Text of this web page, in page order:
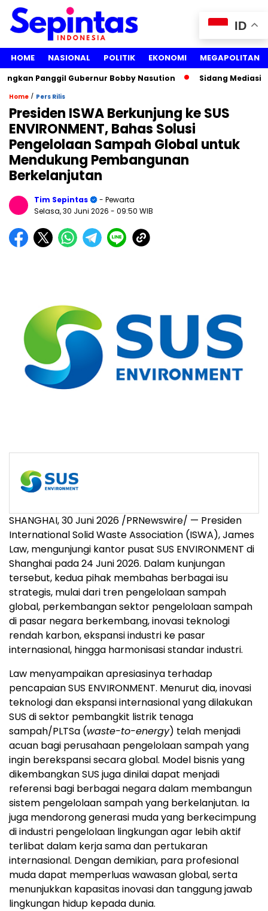
HOME NASIONAL POLITIK EKONOMI MEGAPOLITAN
Panggil Gubernur Bobby Nasution Sidang Mediasi
Home / Pers Rilis
Presiden ISWA Berkunjung ke SUS
ENVIRONMENT, Bahas Solusi
Pengelolaan Sampah Global untuk
Mendukung Pembangunan
Berkelanjutan
Tim Sepintas
- Pewarta
Selasa, 30 Juni 2026 - 09:50 WIB
SHANGHAI, 30 Juni 2026 /PRNewswire/ — Presiden
International Solid Waste Association (ISWA), James
Law, mengunjungi kantor pusat SUS ENVIRONMENT di
Shanghai pada 24 Juni 2026. Dalam kunjungan
tersebut, kedua pihak membahas berbagai isu
strategis, mulai dari tren pengelolaan sampah
global, perkembangan sektor pengelolaan sampah
di pasar negara berkembang, inovasi teknologi
rendah karbon, ekspansi industri ke pasar
internasional, hingga harmonisasi standar industri.
Law menyampaikan apresiasinya terhadap
pencapaian SUS ENVIRONMENT. Menurut dia, inovasi
teknologi dan ekspansi internasional yang dilakukan
SUS di sektor pembangkit listrik tenaga
sampah/PLTSa (waste-to-energy) telah menjadi
acuan bagi perusahaan pengelolaan sampah yang
ingin berekspansi secara global. Model bisnis yang
dikembangkan SUS juga dinilai dapat menjadi
referensi bagi berbagai negara dalam membangun
sistem pengelolaan sampah yang berkelanjutan. Ia
juga mendorong generasi muda yang berkecimpung
di industri pengelolaan lingkungan agar lebih aktif
terlibat dalam kerja sama dan pertukaran
internasional. Dengan demikian, para profesional
muda dapat memperluas wawasan global, serta
menunjukkan kapasitas inovasi dan tanggung jawab
lingkungan hidup kepada dunia.
ID